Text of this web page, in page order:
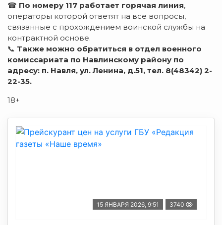
☎ По номеру 117 работает горячая линия,
операторы которой ответят на все вопросы,
связанные с прохождением воинской службы на
контрактной основе.
📞 Также можно обратиться в отдел военного
комиссариата по Навлинскому району по
адресу: п. Навля, ул. Ленина, д.51, тел. 8(48342) 2-
22-35.
18+
15 ЯНВАРЯ 2026, 9:51 3740